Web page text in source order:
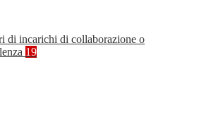
di incarichi di collaborazione o
19